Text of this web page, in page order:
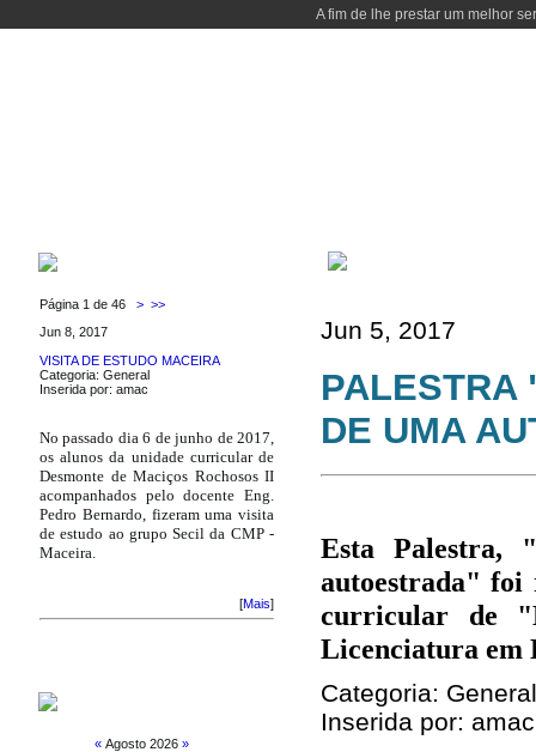
A fim de lhe prestar um melhor
Página 1 de 46 > >>
Jun 8, 2017
VISITA DE ESTUDO MACEIRA
Categoria: General
Inserida por: amac
No passado dia 6 de junho de 2017,
os alunos da unidade curricular de
Desmonte de Maciços Rochosos II
acompanhados pelo docente Eng.
Pedro Bernardo, fizeram uma visita
de estudo ao grupo Secil da CMP -
Maceira.
[Mais]
« Agosto 2026 »
Jun 5, 2017
PALESTRA
DE UMA
Esta Palestra,
autoestrada" foi
curricular de
Licenciatura em
Categoria: General
Inserida por: amac